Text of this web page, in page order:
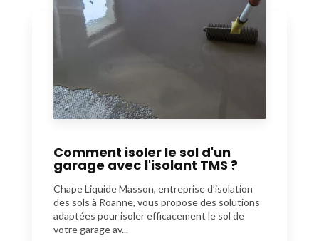
Comment isoler le sol d'un
garage avec l'isolant TMS ?
Chape Liquide Masson, entreprise d’isolation
des sols à Roanne, vous propose des solutions
adaptées pour isoler efficacement le sol de
votre garage av...